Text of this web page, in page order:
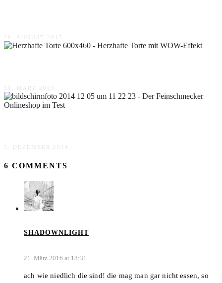
28. AUGUST 2015
30. MÄRZ 2023
5. DEZEMBER 2014
6 COMMENTS
SHADOWNLIGHT
21. März 2016 at 18:31
ach wie niedlich die sind! die mag man gar nicht essen, so